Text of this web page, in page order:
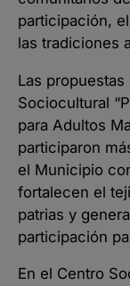
participación,
las tradiciones
Las
Sociocultural
para Adultos
participaron
el Municipio
fortalecen el
patrias y
participación
En el Centro